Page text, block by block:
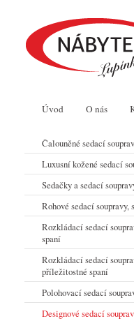
Úvod O nás
Čalouněné sedací
Luxusní kožené sedací
Sedačky a sedací
Rohové sedací soupravy,
Rozkládací sedací
spaní
Rozkládací sedací
příležitostné spaní
Polohovací sedací
Designové sedací